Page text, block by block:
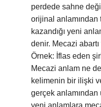
perdede sahne
orijinal
kazandığı yeni
denir. Mecazi
Örnek: İflas eden
Mecazi anlam ne
kelimenin bir ilişki
gerçek anlamından
yeni anlamlara